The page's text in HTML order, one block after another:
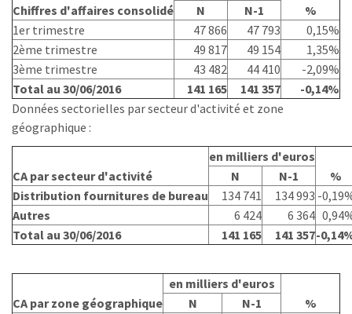
Chiffres d'affaires consolidé
%
N
N-1
1er trimestre
47 866 47 793
0,15%
2ème trimestre
49 817 49 154
1,35%
3ème trimestre
43 482 44 410
-2,09%
Total au 30/06/2016
141 165 141 357
-0,14%
Données sectorielles par secteur d'activité et zone
géographique :
CA par secteur d'activité
en milliers d'euros
%
N
N-1
Distribution fournitures de bureau
134 741 134 993 -
Autres
6 424 6 364
Total au 30/06/2016
141 165 141 357-
CA par zone géographique
en milliers d'euros
%
N
N-1